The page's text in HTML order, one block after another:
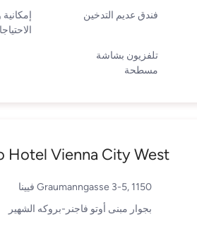
فندق عديم التدخين
تلفزيون بشاشة
مسطحة
Hotel Vienna City West
Graumanngasse 3-5, 1150 فيينا
بجوار مبنى أوتو فاجنر-بروكه الشهير